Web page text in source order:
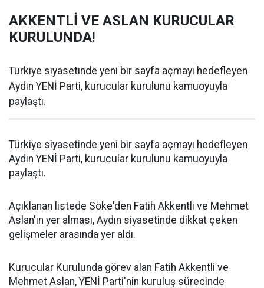
AKKENTLİ VE ASLAN KURUCULAR
KURULUNDA!
Türkiye siyasetinde yeni bir sayfa açmayı hedefleyen
Aydın YENİ Parti, kurucular kurulunu kamuoyuyla
paylaştı.
Türkiye siyasetinde yeni bir sayfa açmayı hedefleyen
Aydın YENİ Parti, kurucular kurulunu kamuoyuyla
paylaştı.
Açıklanan listede Söke'den Fatih Akkentli ve Mehmet
Aslan'ın yer alması, Aydın siyasetinde dikkat çeken
gelişmeler arasında yer aldı.
Kurucular Kurulunda görev alan Fatih Akkentli ve
Mehmet Aslan, YENİ Parti'nin kuruluş sürecinde